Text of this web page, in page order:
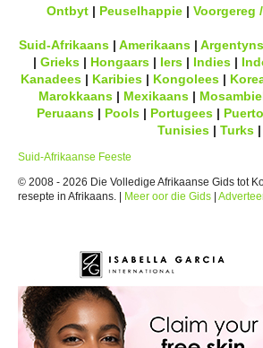
Ontbyt| Peuselhappie| Voorgereg
Suid-Afrikaans| Amerikaans| Argentyns
| Grieks| Hongaars| Iers| Indies|
Kanadees| Karibies| Kongolees|
Marokkaans | Mexikaans |
Peruaans| Pools| Portugees|
Tunisies | Turks |
Suid-Afrikaanse Feeste
© 2008 - 2026 Die Volledige Afrikaanse Gids tot
resepte in Afrikaans. |
Meer oor die Gids